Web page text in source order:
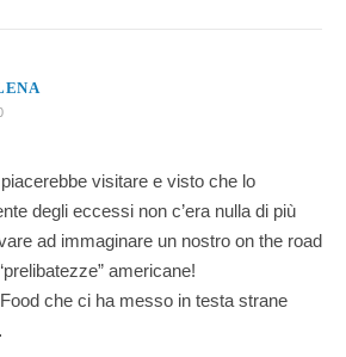
visitare e visto che lo
degli eccessi non c’era nulla di più
ad immaginare un nostro on the road
americane!
che ci ha messo in testa strane